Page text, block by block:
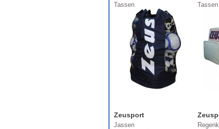
Tassen Tassen
Zeusport
Jassen